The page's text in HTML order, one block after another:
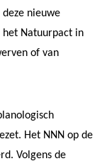
nieuwe
het Natuurpact in
of van
Het NNN op de
Volgens de